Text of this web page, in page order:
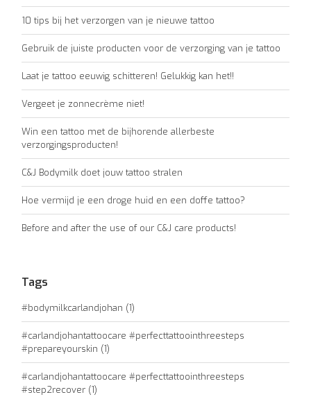
10 tips bij het verzorgen van je nieuwe tattoo
Gebruik de juiste producten voor de verzorging van je tattoo
Laat je tattoo eeuwig schitteren! Gelukkig kan het!!
Vergeet je zonnecrème niet!
Win een tattoo met de bijhorende allerbeste
verzorgingsproducten!
C&J Bodymilk doet jouw tattoo stralen
Hoe vermijd je een droge huid en een doffe tattoo?
Before and after the use of our C&J care products!
Tags
#bodymilkcarlandjohan (1)
#carlandjohantattoocare #perfecttattoointhreesteps
#prepareyourskin (1)
#carlandjohantattoocare #perfecttattoointhreesteps
#step2recover (1)